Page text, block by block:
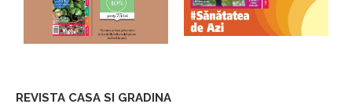
REVISTA CASA SI GRADINA